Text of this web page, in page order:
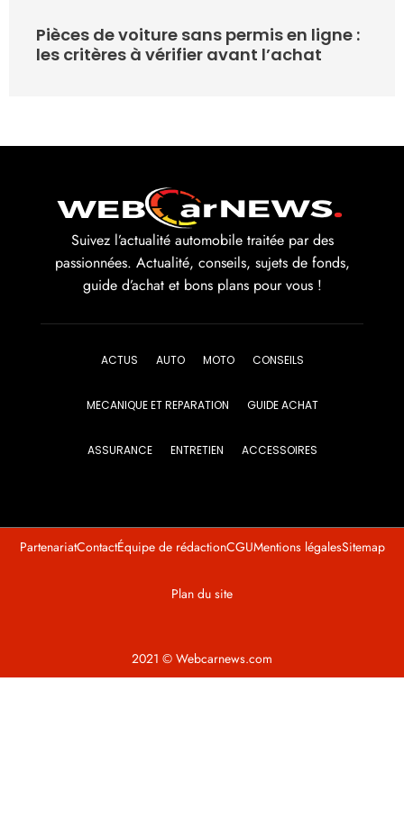
Pièces de voiture sans permis en ligne :
les critères à vérifier avant l’achat
Suivez l’actualité automobile traitée par des
passionnées. Actualité, conseils, sujets de fonds,
guide d’achat et bons plans pour vous !
ACTUS AUTO MOTO CONSEILS
MECANIQUE ET REPARATION GUIDE ACHAT
ASSURANCE ENTRETIEN ACCESSOIRES
2021 © Webcarnews.com
PartenariatContactÉquipe de rédactionCGUMentions légalesSitemap
Plan du site